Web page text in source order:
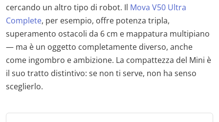
cercando un altro tipo di robot. Il Mova V50 Ultra
Complete, per esempio, offre potenza tripla,
superamento ostacoli da 6 cm e mappatura multipiano
— ma è un oggetto completamente diverso, anche
come ingombro e ambizione. La compattezza del Mini è
il suo tratto distintivo: se non ti serve, non ha senso
sceglierlo.